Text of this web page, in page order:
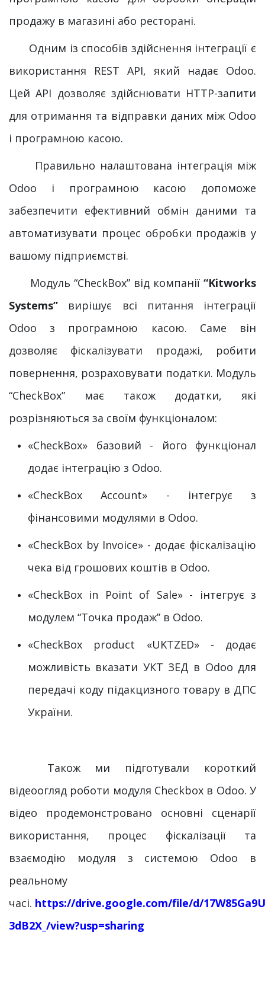
продажу в магазині або ресторані.
Одним із способів здійснення інтеграції є
використання REST API, який надає Odoo.
Цей API дозволяє здійснювати HTTP-запити
для отримання та відправки даних між Odoo
і програмною касою.
Правильно налаштована інтеграція між
Odoo і програмною касою допоможе
забезпечити ефективний обмін даними та
автоматизувати процес обробки продажів у
вашому підприємстві.
Модуль “CheckBox” від компанії “Kitworks
Systems” вирішує всі питання інтеграції
Odoo з програмною касою. Саме він
дозволяє фіскалізувати продажі, робити
повернення, розраховувати податки. Модуль
“CheckBox” має також додатки, які
розрізняються за своїм функціоналом:
«CheckBox» базовий - його функціонал
додає інтеграцію з Odoo.
«CheckBox Account» - інтегрує з
фінансовими модулями в Odoo.
«CheckBox by Invoice» - додає фіскалізацію
чека від грошових коштів в Odoo.
«CheckBox in Point of Sale» - інтегрує з
модулем “Точка продаж” в Odoo.
«СheckBox product «UKTZED» - додає
можливість вказати УКТ ЗЕД в Odoo для
передачі коду підакцизного товару в ДПС
України.
​ Також ми підготували короткий
відеоогляд роботи модуля Checkbox в Odoo. У
відео продемонстровано основні сценарії
використання, процес фіскалізації та
взаємодію модуля з системою Odoo в
реальному
часі. https://drive.google.com/file/d/
3dB2X_/view?usp=sharing